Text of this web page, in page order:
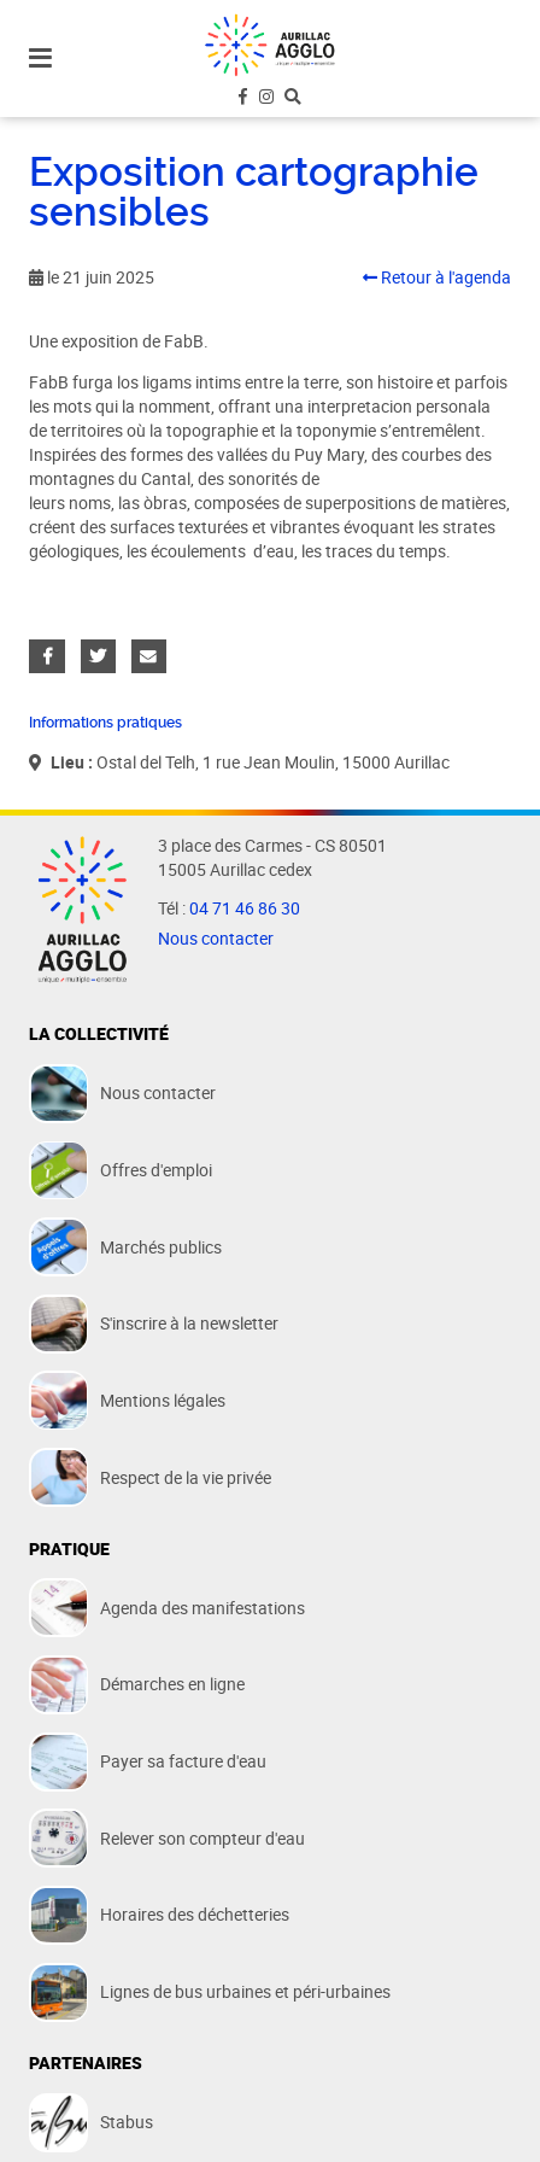
site
menu
aller au
contenu
Exposition cartographie
sensibles
le 21 juin 2025 Retour à l'agenda
Une exposition de FabB.
FabB furga los ligams intims entre la terre, son histoire et parfois
les mots qui la nomment, offrant una interpretacion personala
de territoires où la topographie et la toponymie s’entremêlent.
Inspirées des formes des vallées du Puy Mary, des courbes des
montagnes du Cantal, des sonorités de
leurs noms, las òbras, composées de superpositions de matières,
créent des surfaces texturées et vibrantes évoquant les strates
géologiques, les écoulements d’eau, les traces du temps.
Informations pratiques
Lieu : Ostal del Telh, 1 rue Jean Moulin, 15000 Aurillac
3 place des Carmes - CS 80501
15005 Aurillac cedex
Tél :04 71 46 86 30
Nous contacter
LA COLLECTIVITÉ
Nous contacter
Offres d'emploi
Marchés publics
S'inscrire à la newsletter
Mentions légales
Respect de la vie privée
PRATIQUE
Agenda des manifestations
Démarches en ligne
Payer sa facture d'eau
Relever son compteur d'eau
Horaires des déchetteries
Lignes de bus urbaines et péri-urbaines
PARTENAIRES
Stabus